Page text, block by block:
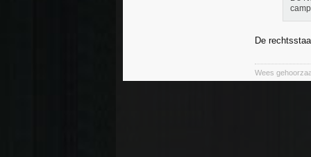
De
Wees